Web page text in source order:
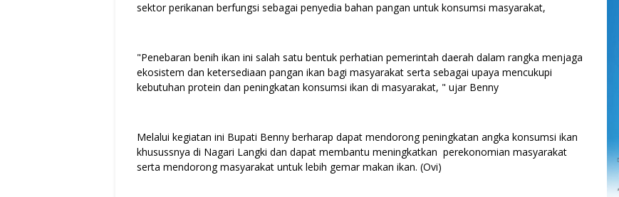
sektor perikanan berfungsi sebagai penyedia bahan pangan untuk konsumsi masyarakat,
"Penebaran benih ikan ini salah satu bentuk perhatian pemerintah daerah dalam rangka menjaga
ekosistem dan ketersediaan pangan ikan bagi masyarakat serta sebagai upaya mencukupi
kebutuhan protein dan peningkatan konsumsi ikan di masyarakat, " ujar Benny
Melalui kegiatan ini Bupati Benny berharap dapat mendorong peningkatan angka konsumsi ikan
khusussnya di Nagari Langki dan dapat membantu meningkatkan perekonomian masyarakat
serta mendorong masyarakat untuk lebih gemar makan ikan. (Ovi)